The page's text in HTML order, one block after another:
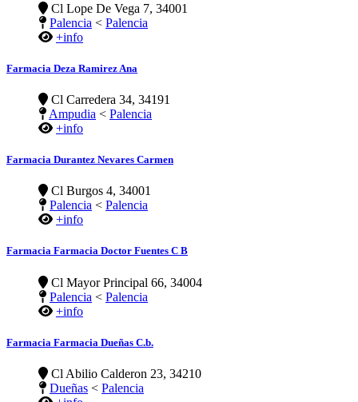
Cl Lope De Vega 7, 34001
Palencia < Palencia
+info
Farmacia Deza Ramirez Ana
Cl Carredera 34, 34191
Ampudia < Palencia
+info
Farmacia Durantez Nevares Carmen
Cl Burgos 4, 34001
Palencia < Palencia
+info
Farmacia Farmacia Doctor Fuentes C B
Cl Mayor Principal 66, 34004
Palencia < Palencia
+info
Farmacia Farmacia Dueñas C.b.
Cl Abilio Calderon 23, 34210
Dueñas < Palencia